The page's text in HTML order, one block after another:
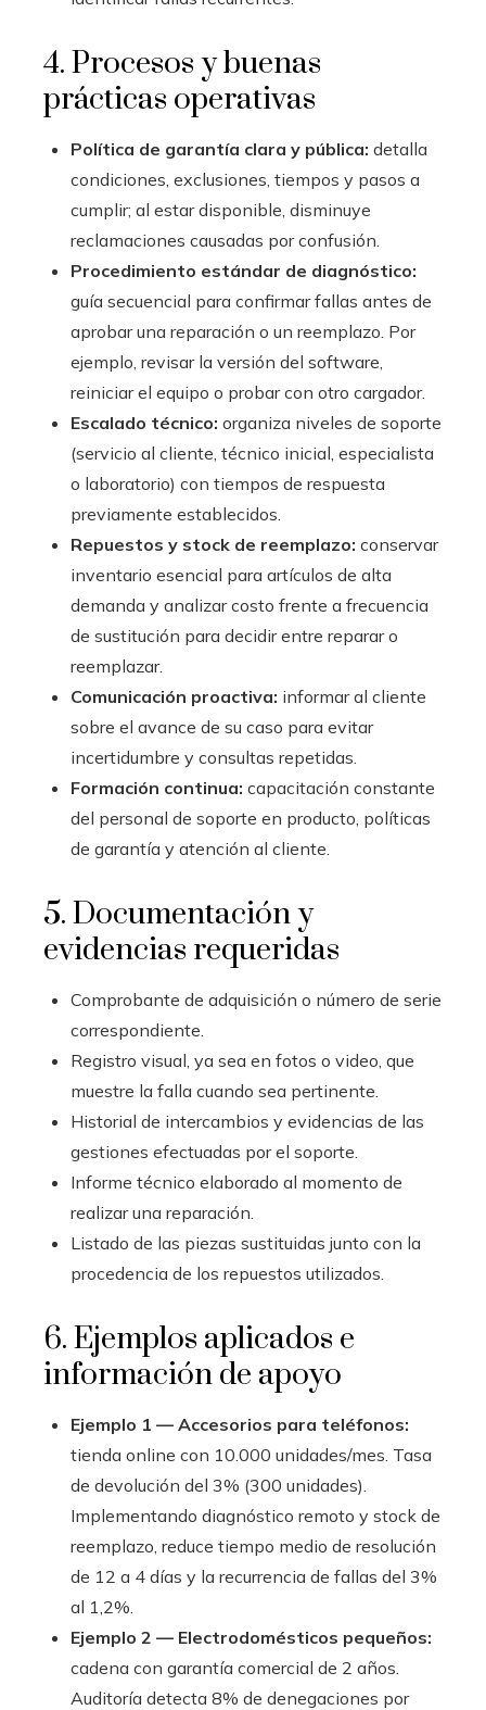
4. Procesos y buenas
prácticas operativas
Política de garantía clara y pública: detalla
condiciones, exclusiones, tiempos y pasos a
cumplir; al estar disponible, disminuye
reclamaciones causadas por confusión.
Procedimiento estándar de diagnóstico:
guía secuencial para confirmar fallas antes de
aprobar una reparación o un reemplazo. Por
ejemplo, revisar la versión del software,
reiniciar el equipo o probar con otro cargador.
Escalado técnico: organiza niveles de soporte
(servicio al cliente, técnico inicial, especialista
o laboratorio) con tiempos de respuesta
previamente establecidos.
Repuestos y stock de reemplazo: conservar
inventario esencial para artículos de alta
demanda y analizar costo frente a frecuencia
de sustitución para decidir entre reparar o
reemplazar.
Comunicación proactiva: informar al cliente
sobre el avance de su caso para evitar
incertidumbre y consultas repetidas.
Formación continua: capacitación constante
del personal de soporte en producto, políticas
de garantía y atención al cliente.
5. Documentación y
evidencias requeridas
Comprobante de adquisición o número de serie
correspondiente.
Registro visual, ya sea en fotos o video, que
muestre la falla cuando sea pertinente.
Historial de intercambios y evidencias de las
gestiones efectuadas por el soporte.
Informe técnico elaborado al momento de
realizar una reparación.
Listado de las piezas sustituidas junto con la
procedencia de los repuestos utilizados.
6. Ejemplos aplicados e
información de apoyo
Ejemplo 1 — Accesorios para teléfonos:
tienda online con 10.000 unidades/mes. Tasa
de devolución del 3% (300 unidades).
Implementando diagnóstico remoto y stock de
reemplazo, reduce tiempo medio de resolución
de 12 a 4 días y la recurrencia de fallas del 3%
al 1,2%.
Ejemplo 2 — Electrodomésticos pequeños:
cadena con garantía comercial de 2 años.
Auditoría detecta 8% de denegaciones por